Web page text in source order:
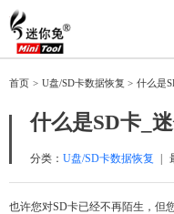
产品
迷你兔分区向导
下载
购买
首页 > U盘/SD卡数据恢复 > 什么是
什么是SD卡_
分类： U盘/SD卡数据恢复
也许您对SD卡已经不再陌生，但